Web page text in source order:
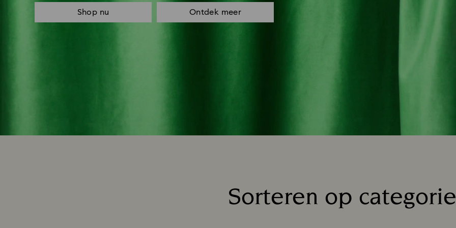
Shop nu Ontdek meer
Sorteren op categorie